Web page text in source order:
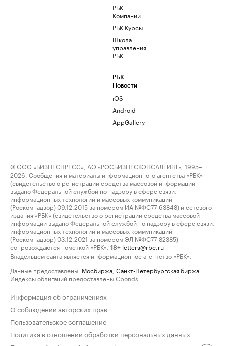
РБК
Компании
РБК Курсы
Школа
управления
РБК
РБК
Новости
iOS
Android
AppGallery
© ООО «БИЗНЕСПРЕСС», АО «РОСБИЗНЕСКОНСАЛТИНГ», 1995–
2026. Сообщения и материалы информационного агентства «РБК»
(свидетельство о регистрации средства массовой информации
выдано Федеральной службой по надзору в сфере связи,
информационных технологий и массовых коммуникаций
(Роскомнадзор) 09.12.2015 за номером ИА №ФС77-63848) и сетевого
издания «РБК» (свидетельство о регистрации средства массовой
информации выдано Федеральной службой по надзору в сфере связи,
информационных технологий и массовых коммуникаций
(Роскомнадзор) 03.12.2021 за номером ЭЛ №ФС77-82385)
сопровождаются пометкой «РБК».
18+ letters@rbc.ru
Владельцем сайта является информационное агентство «РБК».
Данные предоставлены: Мосбиржа Санкт-Петербургская биржа
Индексы облигаций предоставлены Cbonds.
Информация об ограничениях
О соблюдении авторских прав
Пользовательское соглашение
Политика в отношении обработки персональных данных